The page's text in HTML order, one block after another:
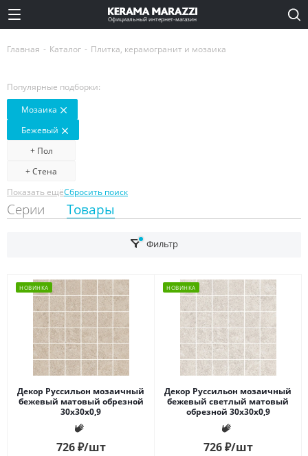
Официальный интернет-магазин
Главная - Каталог - Плитка, керамогранит и мозаика
Популярные подборки:
Мозаика
Бежевый
+ Пол
+ Стена
Показать ещёСбросить поиск
Серии Товары
Фильтр
НОВИНКА
Декор Руссильон мозаичный
бежевый матовый обрезной
30x30x0,9
726₽/шт
НОВИНКА
Декор Руссильон мозаичный
бежевый светлый матовый
обрезной 30x30x0,9
726₽/шт